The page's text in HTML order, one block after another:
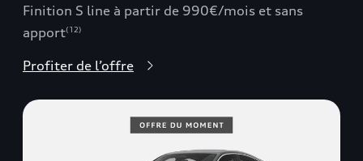
Finition S line à partir de 990€/mois et sans
apport(12)
Profiter de l’offre